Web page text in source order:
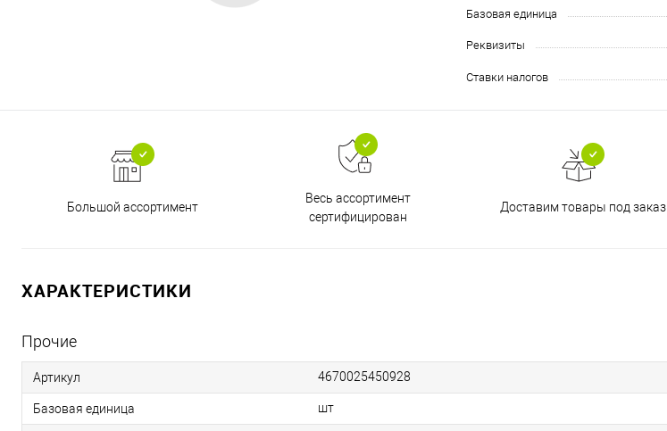
Базовая единица
Реквизиты
Ставки налогов
Большой ассортимент
Весь ассортимент
сертифицирован
Доставим товары под заказ
ХАРАКТЕРИСТИКИ
Прочие
Артикул 4670025450928
Базовая единица шт